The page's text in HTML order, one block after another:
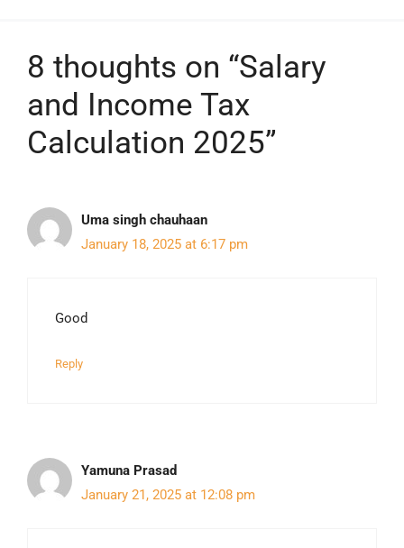
8 thoughts on “Salary
and Income Tax
Calculation 2025”
Uma singh chauhaan
January 18, 2025 at 6:17 pm
Good
Reply
Yamuna Prasad
January 21, 2025 at 12:08 pm